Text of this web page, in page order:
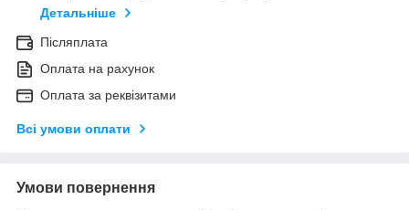
Детальніше
Післяплата
Оплата на рахунок
Оплата за реквізитами
Всі умови оплати
Умови повернення